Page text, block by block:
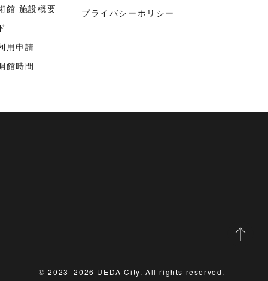
館 施設概要
用申請
館時間
プライバシーポリシー
© 2023–2026 UEDA City. All rights reserved.